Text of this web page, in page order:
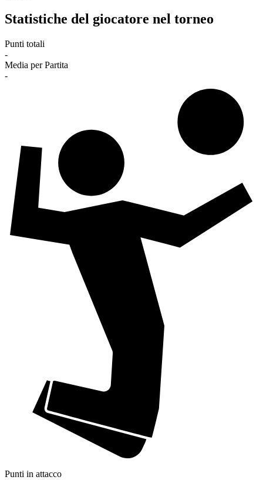
Statistiche del giocatore nel torneo
Punti totali
-
Media per Partita
-
Punti in attacco